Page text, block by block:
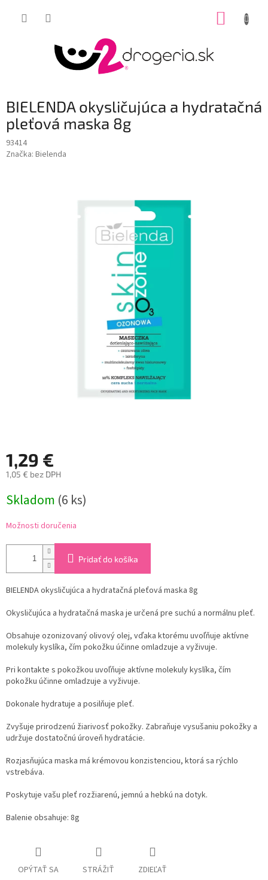
BIELENDA okysličujúca a hydratačná
pleťová maska 8g
93414
Značka: Bielenda
1,29 €
1,05 € bez DPH
cena:
Skladom (6 ks)
Možnosti doručenia
Pridať do košíka
BIELENDA okysličujúca a hydratačná pleťová maska 8g
Okysličujúca a hydratačná maska je určená pre suchú a normálnu pleť.
Obsahuje ozonizovaný olivový olej, vďaka ktorému uvoľňuje aktívne
molekuly kyslíka, čím pokožku účinne omladzuje a vyživuje.
Pri kontakte s pokožkou uvoľňuje aktívne molekuly kyslíka, čím
pokožku účinne omladzuje a vyživuje.
Dokonale hydratuje a posilňuje pleť.
Zvyšuje prirodzenú žiarivosť pokožky. Zabraňuje vysušaniu pokožky a
udržuje dostatočnú úroveň hydratácie.
Rozjasňujúca maska ​​má krémovou konzistenciou, ktorá sa rýchlo
vstrebáva.
Poskytuje vašu pleť rozžiarenú, jemnú a hebkú na dotyk.
Balenie obsahuje: 8g
OPÝTAŤ SA STRÁŽIŤ ZDIEĽAŤ